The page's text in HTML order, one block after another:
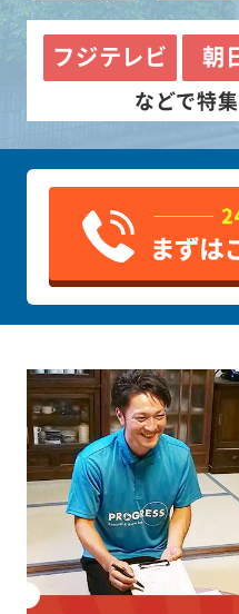
フジテレビ 朝
などで特